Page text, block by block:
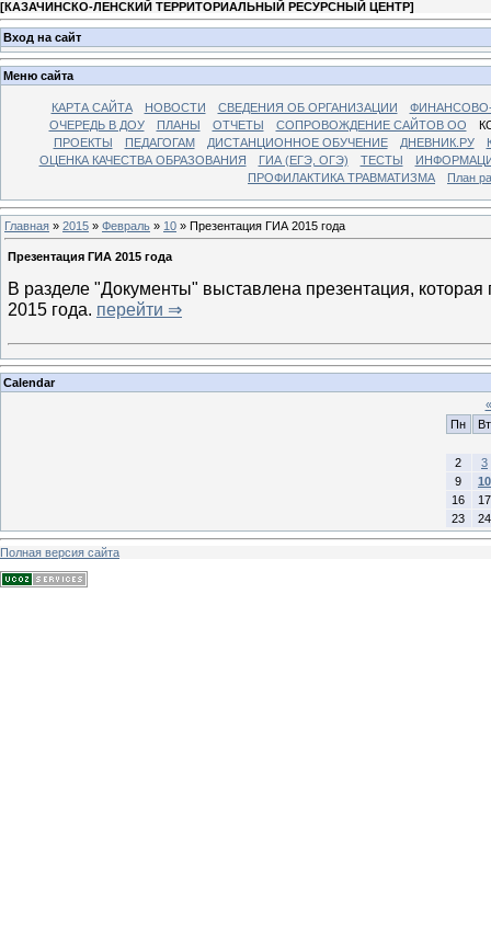
[КАЗАЧИНСКО-ЛЕНСКИЙ ТЕРРИТОРИАЛЬНЫЙ РЕСУРСНЫЙ ЦЕНТР]
Вход на сайт
Меню сайта
КАРТА САЙТА НОВОСТИ СВЕДЕНИЯ ОБ ОРГАНИЗАЦИИ
ОЧЕРЕДЬ В ДОУ
ПЛАНЫ ОТЧЕТЫ СОПРОВОЖДЕНИЕ САЙТОВ ОО
ПРОЕКТЫ
ПЕДАГОГАМ ДИСТАНЦИОННОЕ ОБУЧЕНИЕ ДНЕВНИК.РУ
ОЦЕНКА КАЧЕСТВА ОБРАЗОВАНИЯ
ГИА (ЕГЭ, ОГЭ) ТЕСТЫ
ПРОФИЛАКТИКА ТРАВМАТИЗМА
План
Главная » 2015 » Февраль » 10 » Презентация ГИА 2015 года
Презентация ГИА 2015 года
В разделе "Документы" выставлена презентация,
2015 года. перейти ⇒
Calendar
«
Пн
Вт
2
3
9
10
16
17
23
24
Полная версия сайта